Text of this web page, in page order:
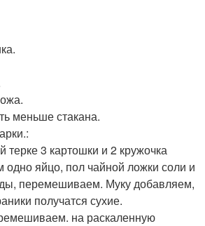
меньше стакана.
терке 3 картошки и 2 кружочка
одно яйцо, пол чайной ложки соли и
перемешиваем. Муку добавляем,
получатся сухие.
на раскаленную